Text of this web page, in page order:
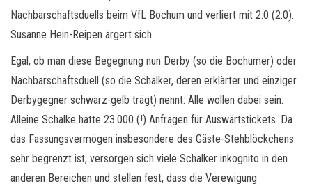
Nachbarschaftsduells beim VfL Bochum und verliert mit 2:0 (2:0).
Susanne Hein-Reipen ärgert sich…
Egal, ob man diese Begegnung nun Derby (so die Bochumer) oder
Nachbarschaftsduell (so die Schalker, deren erklärter und einziger
Derbygegner schwarz-gelb trägt) nennt: Alle wollen dabei sein.
Alleine Schalke hatte 23.000 (!) Anfragen für Auswärtstickets. Da
das Fassungsvermögen insbesondere des Gäste-Stehblöckchens
sehr begrenzt ist, versorgen sich viele Schalker inkognito in den
anderen Bereichen und stellen fest, dass die Verewigung